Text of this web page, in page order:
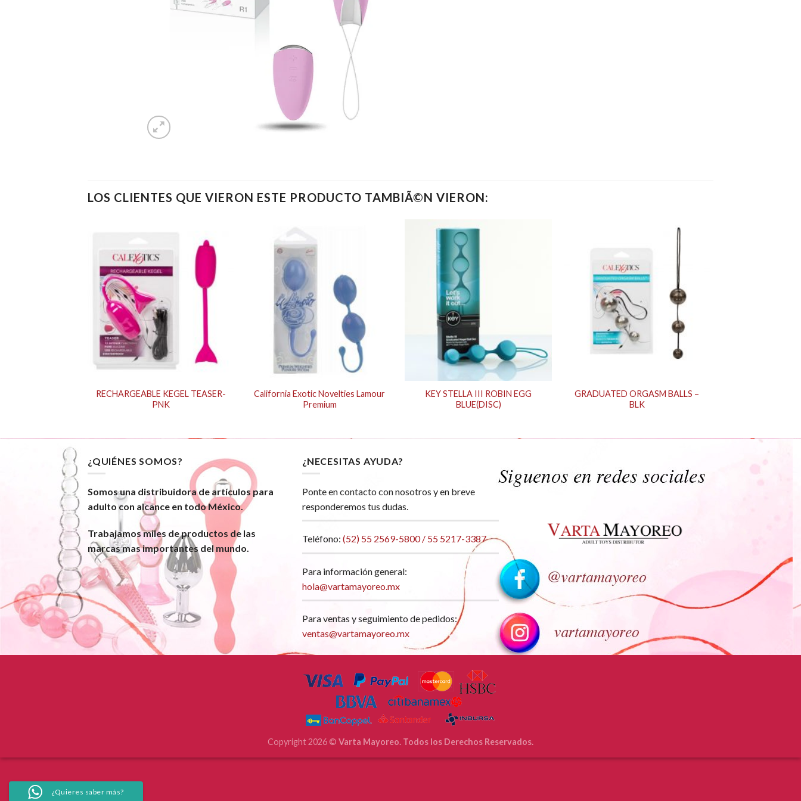
LOS CLIENTES QUE VIERON ESTE PRODUCTO TAMBIÃ©N VIERON:
RECHARGEABLE KEGEL TEASER-
PNK
California Exotic Novelties Lamour
Premium
KEY STELLA III ROBIN EGG
BLUE(DISC)
GRADUATED ORGASM BALLS –
BLK
¿QUIÉNES SOMOS?
Somos una distribuidora de artículos para
adulto con alcance en todo México.
Trabajamos miles de productos de las
marcas mas importantes del mundo.
¿NECESITAS AYUDA?
Ponte en contacto con nosotros y en breve
responderemos tus dudas.
Teléfono: (52) 55 2569-5800 / 55 5217-3387
Para información general:
hola@vartamayoreo.mx
Para ventas y seguimiento de pedidos:
ventas@vartamayoreo.mx
Copyright 2026 © Varta Mayoreo. Todos los Derechos Reservados.
¿Quieres saber más?